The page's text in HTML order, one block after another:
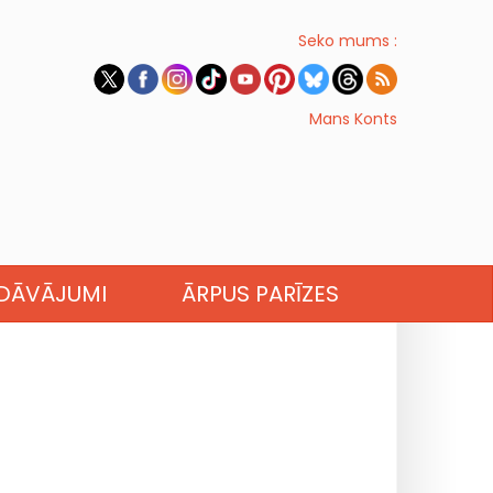
Seko mums :
Mans Konts
ĀRPUS PARĪZES